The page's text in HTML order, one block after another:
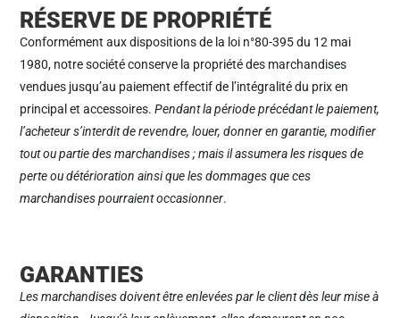
RÉSERVE DE PROPRIÉTÉ
Conformément aux dispositions de la loi n°80-395 du 12 mai
1980, notre société conserve la propriété des marchandises
vendues jusqu’au paiement effectif de l’intégralité du prix en
principal et accessoires.Pendant la période précédant le paiement,
l’acheteur s’interdit de revendre, louer, donner en garantie, modifier
tout ou partie des marchandises ; mais il assumera les risques de
perte ou détérioration ainsi que les dommages que ces
marchandises pourraient occasionner.
GARANTIES
Les marchandises doivent être enlevées par le client dès leur mise à